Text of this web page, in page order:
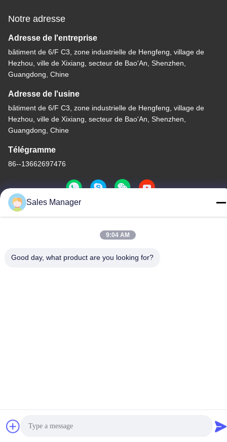
Notre adresse
Adresse de l'entreprise
bâtiment de 6/F C3, zone industrielle de Hengfeng, village de
Hezhou, ville de Xixiang, secteur de Bao'An, Shenzhen,
Guangdong, Chine
Adresse de l'usine
bâtiment de 6/F C3, zone industrielle de Hengfeng, village de
Hezhou, ville de Xixiang, secteur de Bao'An, Shenzhen,
Guangdong, Chine
Télégramme
86--13662697476
Politique de confidentialité| Plan du site
fournisseur. -2026 Shenzhen Lunfeng Technology Co., Ltd Tous
Sales Manager
9:04 AM
Good day, what product are you looking for?